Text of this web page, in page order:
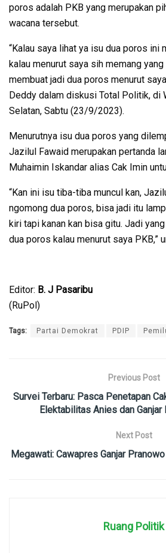
poros adalah PKB yang merupakan
wacana tersebut.
“Kalau saya lihat ya isu dua poros ini
kalau menurut saya sih memang
membuat jadi dua poros menurut
Deddy dalam diskusi Total Politik, di
Selatan, Sabtu (23/9/2023).
Menurutnya isu dua poros yang
Jazilul Fawaid merupakan pertanda
Muhaimin Iskandar alias Cak Imin
“Kan ini isu tiba-tiba muncul kan,
ngomong dua poros, bisa jadi itu
kiri tapi kanan kan bisa gitu. Jadi
dua poros kalau menurut saya PKB,”
Editor: B. J Pasaribu
(RuPol)
Tags: Partai Demokrat PDIP
Previous Post
Survei Terbaru: Pasca Penetapan
Elektabilitas Anies dan Ganjar
Next Post
Megawati: Cawapres Ganjar
Ruang Politik